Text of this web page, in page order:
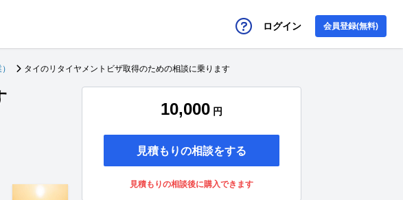
ログイン 会員登録(無料)
タイのリタイヤメントビザ取得のための相談に乗ります
10,000 円
見積もりの相談をする
見積もりの相談後に購入できます